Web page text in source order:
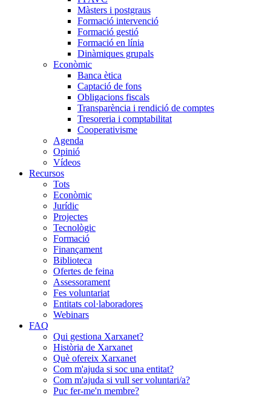
Màsters i postgraus
Formació intervenció
Formació gestió
Formació en línia
Dinàmiques grupals
Econòmic
Banca ètica
Captació de fons
Obligacions fiscals
Transparència i rendició de comptes
Tresoreria i comptabilitat
Cooperativisme
Agenda
Opinió
Vídeos
Recursos
Tots
Econòmic
Jurídic
Projectes
Tecnològic
Formació
Finançament
Biblioteca
Ofertes de feina
Assessorament
Fes voluntariat
Entitats col·laboradores
Webinars
FAQ
Qui gestiona Xarxanet?
Història de Xarxanet
Què ofereix Xarxanet
Com m'ajuda si soc una entitat?
Com m'ajuda si vull ser voluntari/a?
Puc fer-me'n membre?